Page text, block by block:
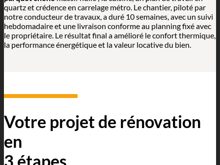
quartz et crédence en carrelage métro. Le chantier, piloté par
notre conducteur de travaux, a duré 10 semaines, avec un suivi
hebdomadaire et une livraison conforme au planning fixé avec
le propriétaire. Le résultat final a amélioré le confort thermique,
la performance énergétique et la valeur locative du bien.
Votre projet de rénovation
en